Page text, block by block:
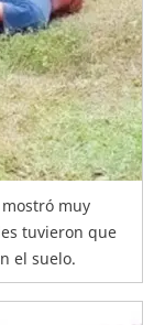
muy
tuvieron que
el suelo.